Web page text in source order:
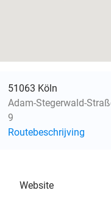
51063 Köln
Adam-Stegerwald-
9
Routebeschrijving
Website